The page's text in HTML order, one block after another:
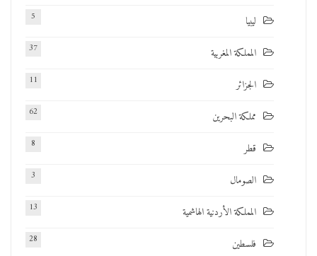
ليبيا 5
المملكة المغربية 37
الجزائر 11
مملكة البحرين 62
قطر 8
الصومال 3
المملكة الأردنية الهاشمية 13
فلسطين 28